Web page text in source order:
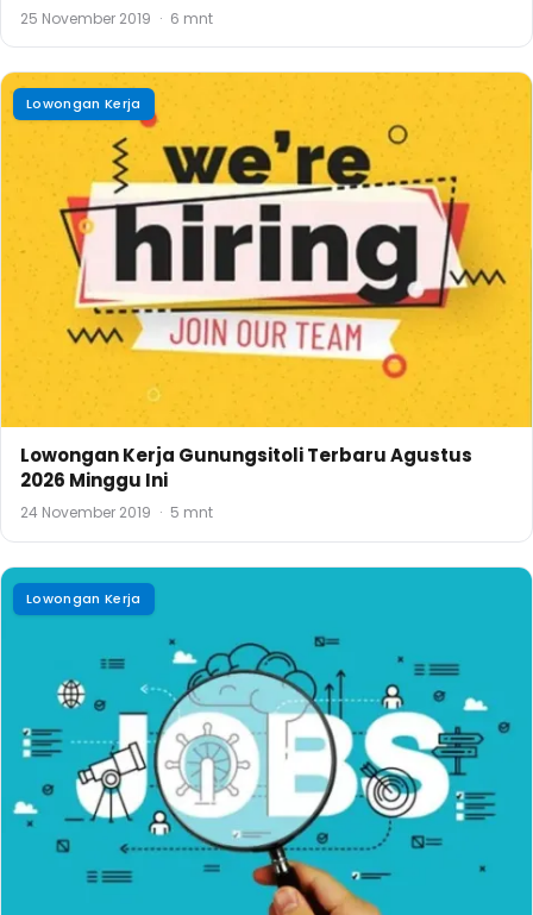
25 November 2019 · 6 mnt
Lowongan Kerja
Lowongan Kerja Gunungsitoli Terbaru Agustus
2026 Minggu Ini
24 November 2019 · 5 mnt
Lowongan Kerja